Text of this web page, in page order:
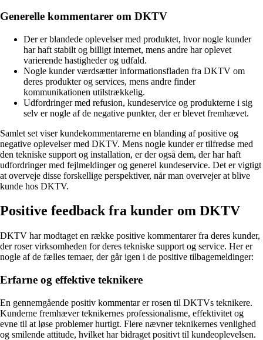
Generelle kommentarer om DKTV
Der er blandede oplevelser med produktet, hvor nogle kunder
har haft stabilt og billigt internet, mens andre har oplevet
varierende hastigheder og udfald.
Nogle kunder værdsætter informationsfladen fra DKTV om
deres produkter og services, mens andre finder
kommunikationen utilstrækkelig.
Udfordringer med refusion, kundeservice og produkterne i sig
selv er nogle af de negative punkter, der er blevet fremhævet.
Samlet set viser kundekommentarerne en blanding af positive og
negative oplevelser med DKTV. Mens nogle kunder er tilfredse med
den tekniske support og installation, er der også dem, der har haft
udfordringer med fejlmeldinger og generel kundeservice. Det er vigtigt
at overveje disse forskellige perspektiver, når man overvejer at blive
kunde hos DKTV.
Positive feedback fra kunder om DKTV
DKTV har modtaget en række positive kommentarer fra deres kunder,
der roser virksomheden for deres tekniske support og service. Her er
nogle af de fælles temaer, der går igen i de positive tilbagemeldinger:
Erfarne og effektive teknikere
En gennemgående positiv kommentar er rosen til DKTVs teknikere.
Kunderne fremhæver teknikernes professionalisme, effektivitet og
evne til at løse problemer hurtigt. Flere nævner teknikernes venlighed
og smilende attitude, hvilket har bidraget positivt til kundeoplevelsen.